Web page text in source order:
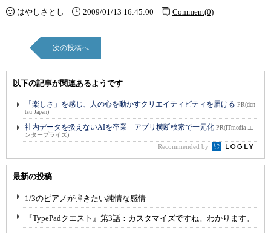
はやしさとし 2009/01/13 16:45:00 Comment(0)
次の投稿へ
以下の記事が関連あるようです
「楽しさ」を感じ、人の心を動かすクリエイティビティを届ける PR(den
tsu Japan)
社内データを扱えないAIを卒業 アプリ横断検索で一元化 PR(ITmedia エ
ンタープライズ)
Recommended by
最新の投稿
1/3のピアノが弾きたい純情な感情
『TypePadクエスト』第3話：カスタマイズですね。わかります。